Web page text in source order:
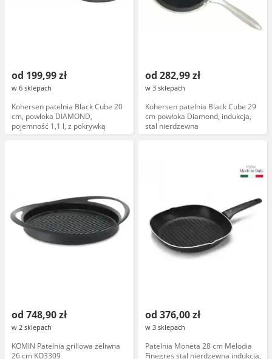
od 199,99 zł
w 6 sklepach
Kohersen patelnia Black Cube 20
cm, powłoka DIAMOND,
pojemność 1,1 l, z pokrywką
od 282,99 zł
w 3 sklepach
Kohersen patelnia Black Cube 29
cm powłoka Diamond, indukcja,
stal nierdzewna
od 748,90 zł
w 2 sklepach
KOMIN Patelnia grillowa żeliwna
26 cm KO3309
od 376,00 zł
w 3 sklepach
Patelnia Moneta 28 cm Melodia
Finegres stal nierdzewna indukcja,